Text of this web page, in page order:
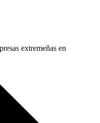
extremeñas en